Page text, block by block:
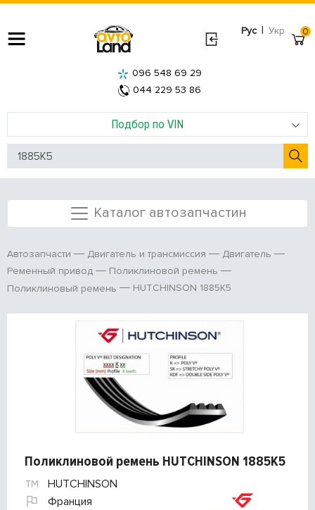
Рус | Укр
Подбор по VIN
096 548 69 29
044 229 53 86
0
Каталог автозапчастин
Автозапчасти Двигатель и трансмиссия
Двигатель
Ременный привод
Поликлиновой ремень
Поликлиновый ремень
HUTCHINSON 1885K5
Поликлиновой ремень HUTCHINSON 1885K5
HUTCHINSON
Франция